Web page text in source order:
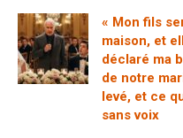
« Mon fils
maison, et
déclaré ma
de notre
levé, et ce
sans voix